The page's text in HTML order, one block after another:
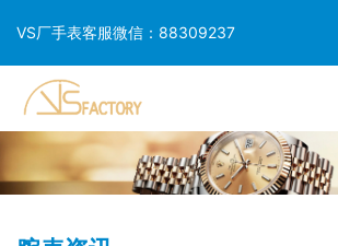
VS厂手表客服微信：88309237